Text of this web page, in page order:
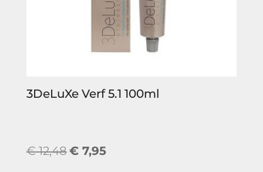
3DeLuXe Verf 5.1 100ml
€12,48Oorspronkelijke
€7,95Huidige